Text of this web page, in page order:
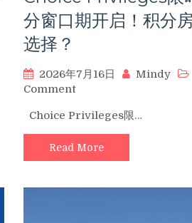
分窗口期开启！积分
选择？
2026年7月16日 Mindy
Commenton
Privileges
限
时
最
Choice Privileges限…
Read More